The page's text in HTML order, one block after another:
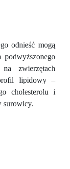
odnieść mogą
na zwierzętach
lipidowy –
cholesterolu i
surowicy.